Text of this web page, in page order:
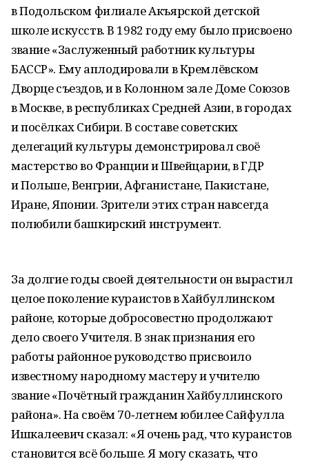
в Подольском филиале Акъярской детской
школе искусств. В 1982 году ему было присвоено
звание «Заслуженный работник культуры
БАССР». Ему аплодировали в Кремлёвском
Дворце съездов, и в Колонном зале Доме Союзов
в Москве, в республиках Средней Азии, в городах
и посёлках Сибири. В составе советских
делегаций культуры демонстрировал своё
мастерство во Франции и Швейцарии, в ГДР
и Польше, Венгрии, Афганистане, Пакистане,
Иране, Японии. Зрители этих стран навсегда
полюбили башкирский инструмент.
За долгие годы своей деятельности он вырастил
целое поколение кураистов в Хайбуллинском
районе, которые добросовестно продолжают
дело своего Учителя. В знак признания его
работы районное руководство присвоило
известному народному мастеру и учителю
звание «Почётный гражданин Хайбуллинского
района». На своём 70‑летнем юбилее Сайфулла
Ишкалеевич сказал: «Я очень рад, что кураистов
становится всё больше. Я могу сказать, что